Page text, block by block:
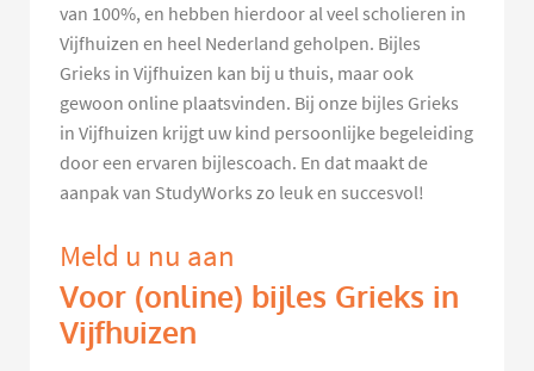
van 100%, en hebben hierdoor al veel scholieren in
Vijfhuizen en heel Nederland geholpen. Bijles
Grieks in Vijfhuizen kan bij u thuis, maar ook
gewoon online plaatsvinden. Bij onze bijles Grieks
in Vijfhuizen krijgt uw kind persoonlijke begeleiding
door een ervaren bijlescoach. En dat maakt de
aanpak van StudyWorks zo leuk en succesvol!
Meld u nu aan
Voor (online) bijles Grieks in
Vijfhuizen